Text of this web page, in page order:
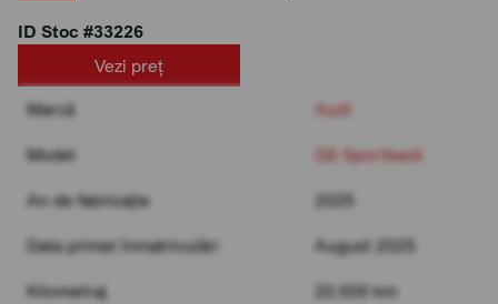
ID Stoc #33226
Vezi preț
Marcă
Audi
Model Q5 Sportback
An de fabricație 2025
Data primei înmatriculări August 2025
Kilometraj 20.500 km